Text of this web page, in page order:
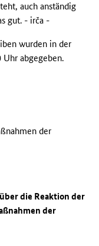
auch anständig
gut. - irča -
wurden in der
Uhr abgegeben.
der
die Reaktion der
der